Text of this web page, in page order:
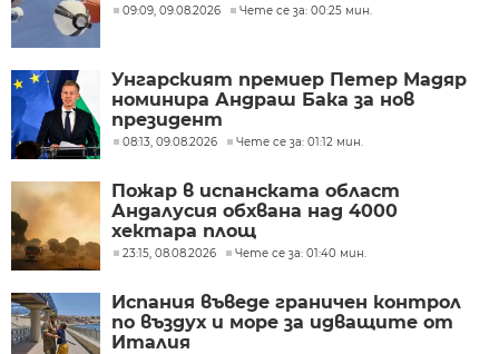
09:09, 09.08.2026 Чете се за: 00:25 мин.
Унгарският премиер Петер Мадяр
номинира Андраш Бака за нов
президент
08:13, 09.08.2026 Чете се за: 01:12 мин.
Пожар в испанската област
Андалусия обхвана над 4000
хектара площ
23:15, 08.08.2026 Чете се за: 01:40 мин.
Испания въведе граничен контрол
по въздух и море за идващите от
Италия